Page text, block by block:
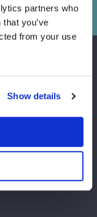
partners who
you’ve
from your use
Show details